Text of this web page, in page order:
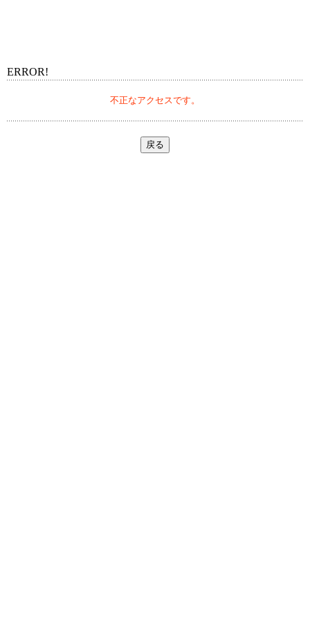
ERROR!
不正なアクセスです。